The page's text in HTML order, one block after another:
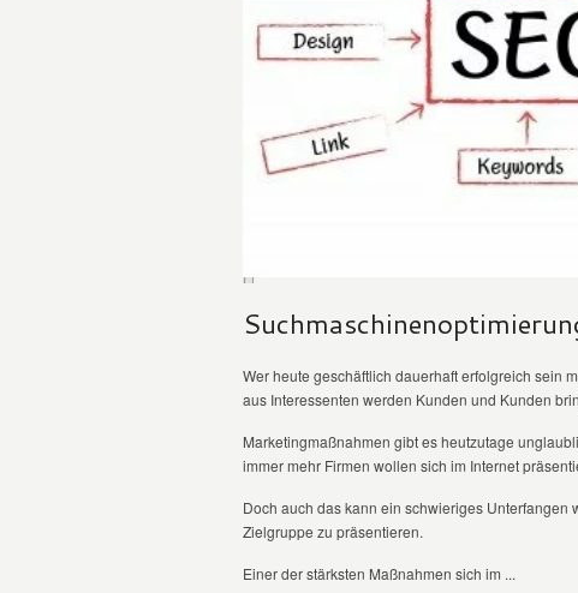
Wer heute geschäftlich dauerhaft erfolgreich sein
aus Interessenten werden Kunden und Kunden
Marketingmaßnahmen gibt es heutzutage
immer mehr Firmen wollen sich im Internet
Doch auch das kann ein schwieriges
Zielgruppe zu präsentieren.
Einer der stärksten Maßnahmen sich im ...